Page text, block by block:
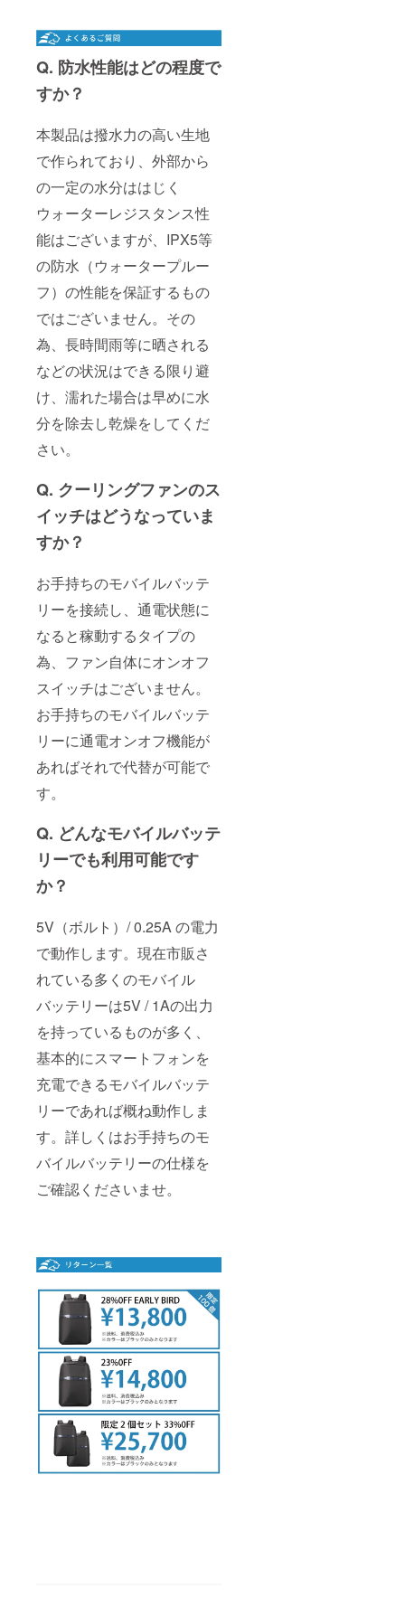
Q. 防水性能はどの程度で
すか？
本製品は撥水力の高い生地
で作られており、外部から
の一定の水分ははじく
ウォーターレジスタンス性
能はございますが、IPX5等
の防水（ウォータープルー
フ）の性能を保証するもの
ではございません。その
為、長時間雨等に晒される
などの状況はできる限り避
け、濡れた場合は早めに水
分を除去し乾燥をしてくだ
さい。
Q. クーリングファンのス
イッチはどうなっていま
すか？
お手持ちのモバイルバッテ
リーを接続し、通電状態に
なると稼動するタイプの
為、ファン自体にオンオフ
スイッチはございません。
お手持ちのモバイルバッテ
リーに通電オンオフ機能が
あればそれで代替が可能で
す。
Q. どんなモバイルバッテ
リーでも利用可能です
か？
5V（ボルト）/ 0.25A の電力
で動作します。現在市販さ
れている多くのモバイル
バッテリーは5V / 1Aの出力
を持っているものが多く、
基本的にスマートフォンを
充電できるモバイルバッテ
リーであれば概ね動作しま
す。詳しくはお手持ちのモ
バイルバッテリーの仕様を
ご確認くださいませ。